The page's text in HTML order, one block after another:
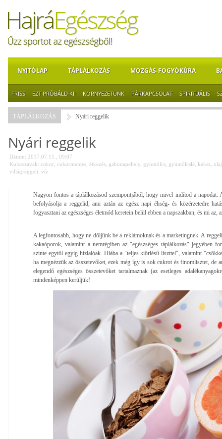
NYITÓLAP TÁPLÁLKOZÁS MOZGÁS-FOGYÓKÚRA
FRISS EZT PRÓBÁLD KI! KÖRNYEZETÜNK PÁRKAPCSOLAT SPIRITUÁLIS
TÁPLÁLKOZÁS Nyári reggelik
Nyári reggelik
Dátum: 2017.07.11., 09:07
Kulcsszavak: cukor cukormentes étkezés gabonapehely gyümölcs gyümölcslé keksz olaj
villágreggeli víz
Nagyon fontos a táplálkozásod szempontjából, hogy mivel indítod a napodat.
befolyásolja a reggelid, ami aztán az egész napi éhség- és közérzetedre
fogyasztani az egészséges életmód keretein belül ebben a napszakban, és mi az,
A legfontosabb, hogy ne dőljünk be a reklámoknak és a marketingnek. A
kakaóporok, valamint a nemrégiben az "egészséges táplálkozás" jegyében
szinte egytől egyig hízlalóak. Hiába a "teljes kiőrlésű liszttel", valamint
ha megnézzük az összetevőket, ezek még így is sok cukrot és finomlisztet, de
elegendő egészséges összetevőket tartalmaznak (az esetleges
mindenképpen kerüljük!